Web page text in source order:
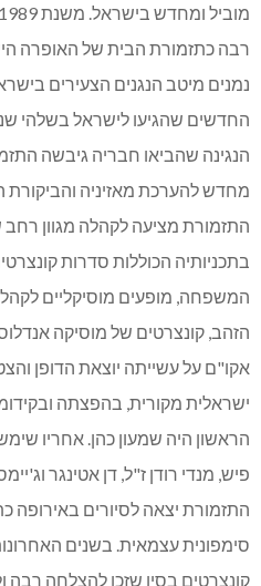
רבה כתזמורת הבית של האופרה
נמנים מיטב הנגנים הצעירים
החדשים שהגיעו לישראל בשלהי
הנגינה שהביאו חבריה גיבשה
מחדש להערכת מאזיניה והביקורת
התזמורת מציעה לקהלה מגוון רחב
בתכניותיה הכוללות סדרות
המשפחה, מופעים מוסיקליים לקהל
הזהב, קונצרטים של מוסיקה
אקו"ם על עשייתה יוצאת הדופן
ישראלית מקורית, בהפצתה
הראשון היה שמעון כהן. אחריו
פיש, מנדי רודן ז"ל, דן אטינגר
התזמורת יצאה לסיורים באירופה
סימפונית עצמאית. בשנים
קונצרטים בסין שזכו להצלחה רבה